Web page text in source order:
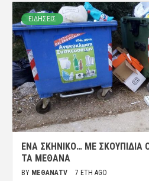
ΕΙΔΗΣΕΙΣ
ΈΝΑ ΣΚΗΝΙΚΌ… ΜΕ ΣΚΟΥΠΊΔΙΑ
ΤΑ ΜΈΘΑΝΑ
BY ΜΈΘΑΝΑTV 7 ΈΤΗ AGO